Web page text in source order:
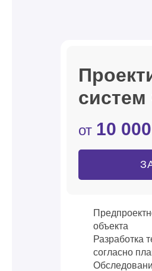
от 10
объекта
Разработка
согласно